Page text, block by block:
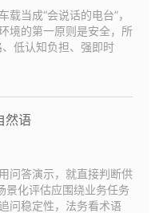
当成“会说话的电台”，
境的第一原则是安全，所
低认知负担、强即时
然语
问答演示，就直接判断供
景化评估应围绕业务任务
问稳定性，法务看术语